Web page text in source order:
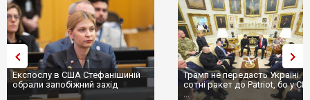
Експослу в США Стефанішиній
обрали запобіжний захід
Трамп не передасть Україні
сотні ракет до Patriot, бо у
...